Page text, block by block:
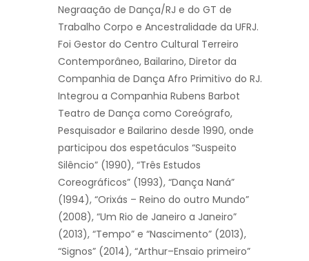
Negraação de Dança/RJ e do GT de
Trabalho Corpo e Ancestralidade da UFRJ.
Foi Gestor do Centro Cultural Terreiro
Contemporâneo, Bailarino, Diretor da
Companhia de Dança Afro Primitivo do RJ.
Integrou a Companhia Rubens Barbot
Teatro de Dança como Coreógrafo,
Pesquisador e Bailarino desde 1990, onde
participou dos espetáculos “Suspeito
Silêncio” (1990), “Três Estudos
Coreográficos” (1993), “Dança Naná”
(1994), “Orixás – Reino do outro Mundo”
(2008), “Um Rio de Janeiro a Janeiro”
(2013), “Tempo” e “Nascimento” (2013),
“Signos” (2014), “Arthur–Ensaio primeiro”